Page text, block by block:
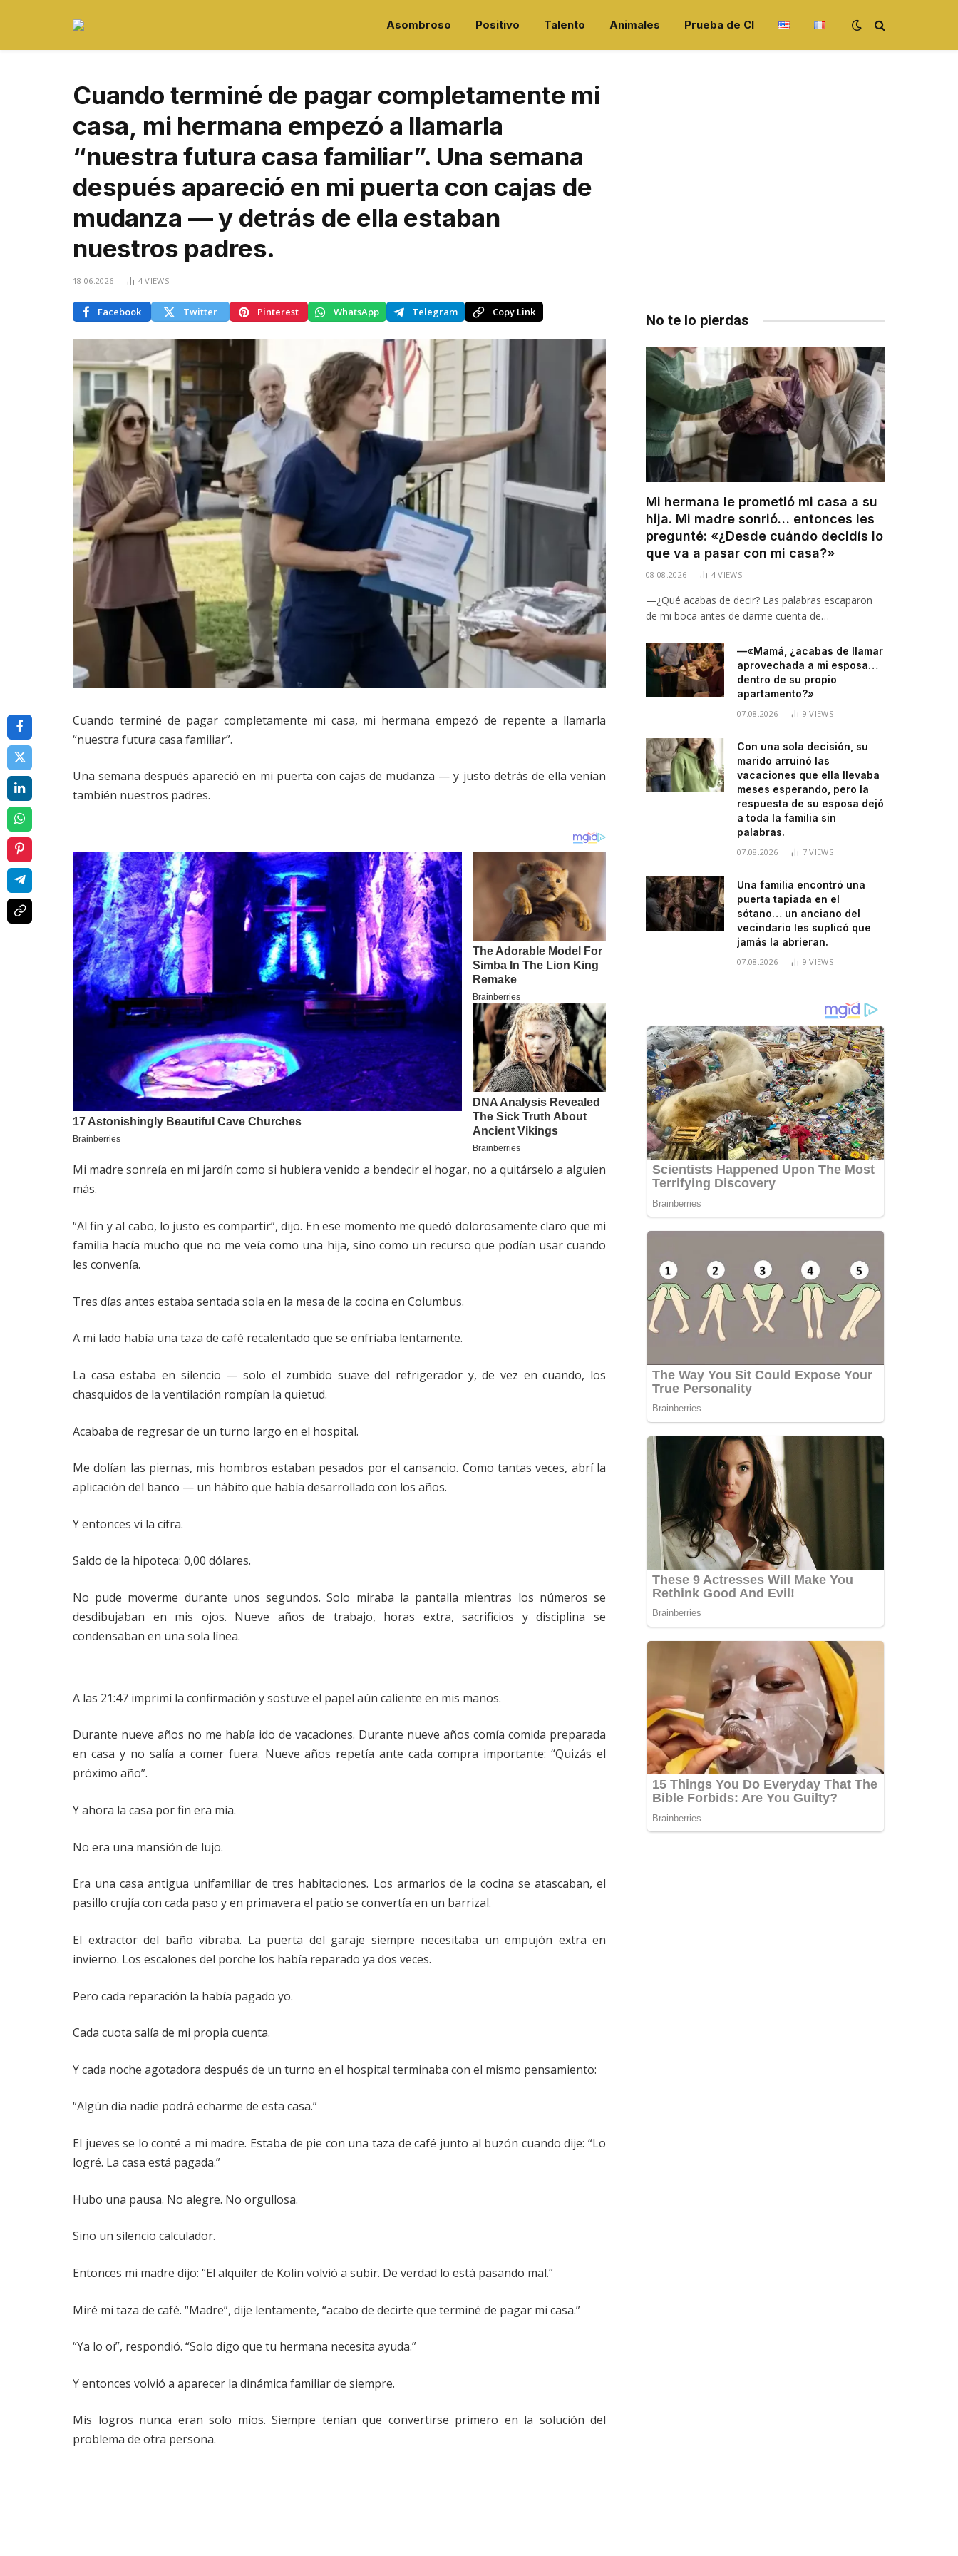
Asombroso Positivo Talento Animales Prueba de CI
Cuando terminé de pagar completamente mi
casa, mi hermana empezó a llamarla
“nuestra futura casa familiar”. Una semana
después apareció en mi puerta con cajas de
mudanza — y detrás de ella estaban
nuestros padres.
18.06.2026 4VIEWS
Facebook Twitter Pinterest WhatsApp Telegram Copy Link
Cuando terminé de pagar completamente mi casa, mi hermana empezó de repente a llamarla
“nuestra futura casa familiar”.
Una semana después apareció en mi puerta con cajas de mudanza — y justo detrás de ella venían
también nuestros padres.
Mi madre sonreía en mi jardín como si hubiera venido a bendecir el hogar, no a quitárselo a alguien
más.
“Al fin y al cabo, lo justo es compartir”, dijo. En ese momento me quedó dolorosamente claro que mi
familia hacía mucho que no me veía como una hija, sino como un recurso que podían usar cuando
les convenía.
Tres días antes estaba sentada sola en la mesa de la cocina en Columbus.
A mi lado había una taza de café recalentado que se enfriaba lentamente.
La casa estaba en silencio — solo el zumbido suave del refrigerador y, de vez en cuando, los
chasquidos de la ventilación rompían la quietud.
Acababa de regresar de un turno largo en el hospital.
Me dolían las piernas, mis hombros estaban pesados por el cansancio. Como tantas veces, abrí la
aplicación del banco — un hábito que había desarrollado con los años.
Y entonces vi la cifra.
Saldo de la hipoteca: 0,00 dólares.
No pude moverme durante unos segundos. Solo miraba la pantalla mientras los números se
desdibujaban en mis ojos. Nueve años de trabajo, horas extra, sacrificios y disciplina se
condensaban en una sola línea.
A las 21:47 imprimí la confirmación y sostuve el papel aún caliente en mis manos.
Durante nueve años no me había ido de vacaciones. Durante nueve años comía comida preparada
en casa y no salía a comer fuera. Nueve años repetía ante cada compra importante: “Quizás el
próximo año”.
Y ahora la casa por fin era mía.
No era una mansión de lujo.
Era una casa antigua unifamiliar de tres habitaciones. Los armarios de la cocina se atascaban, el
pasillo crujía con cada paso y en primavera el patio se convertía en un barrizal.
El extractor del baño vibraba. La puerta del garaje siempre necesitaba un empujón extra en
invierno. Los escalones del porche los había reparado ya dos veces.
Pero cada reparación la había pagado yo.
Cada cuota salía de mi propia cuenta.
Y cada noche agotadora después de un turno en el hospital terminaba con el mismo pensamiento:
“Algún día nadie podrá echarme de esta casa.”
El jueves se lo conté a mi madre. Estaba de pie con una taza de café junto al buzón cuando dije: “Lo
logré. La casa está pagada.”
Hubo una pausa. No alegre. No orgullosa.
Sino un silencio calculador.
Entonces mi madre dijo: “El alquiler de Kolin volvió a subir. De verdad lo está pasando mal.”
Miré mi taza de café. “Madre”, dije lentamente, “acabo de decirte que terminé de pagar mi casa.”
“Ya lo oí”, respondió. “Solo digo que tu hermana necesita ayuda.”
Y entonces volvió a aparecer la dinámica familiar de siempre.
Mis logros nunca eran solo míos. Siempre tenían que convertirse primero en la solución del
problema de otra persona.
No te lo pierdas
Mi hermana le prometió mi casa a su
hija. Mi madre sonrió… entonces les
pregunté: «¿Desde cuándo decidís lo
que va a pasar con mi casa?»
08.08.2026 4VIEWS
—¿Qué acabas de decir? Las palabras escaparon
de mi boca antes de darme cuenta de…
—«Mamá, ¿acabas de llamar
aprovechada a mi esposa…
dentro de su propio
apartamento?»
07.08.2026 9VIEWS
Con una sola decisión, su
marido arruinó las
vacaciones que ella llevaba
meses esperando, pero la
respuesta de su esposa dejó
a toda la familia sin
palabras.
07.08.2026 7VIEWS
Una familia encontró una
puerta tapiada en el
sótano… un anciano del
vecindario les suplicó que
jamás la abrieran.
07.08.2026 9VIEWS